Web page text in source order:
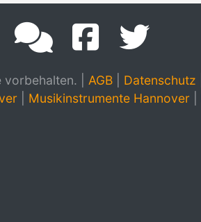
AGB| Datenschutz
Musikinstrumente Hannover